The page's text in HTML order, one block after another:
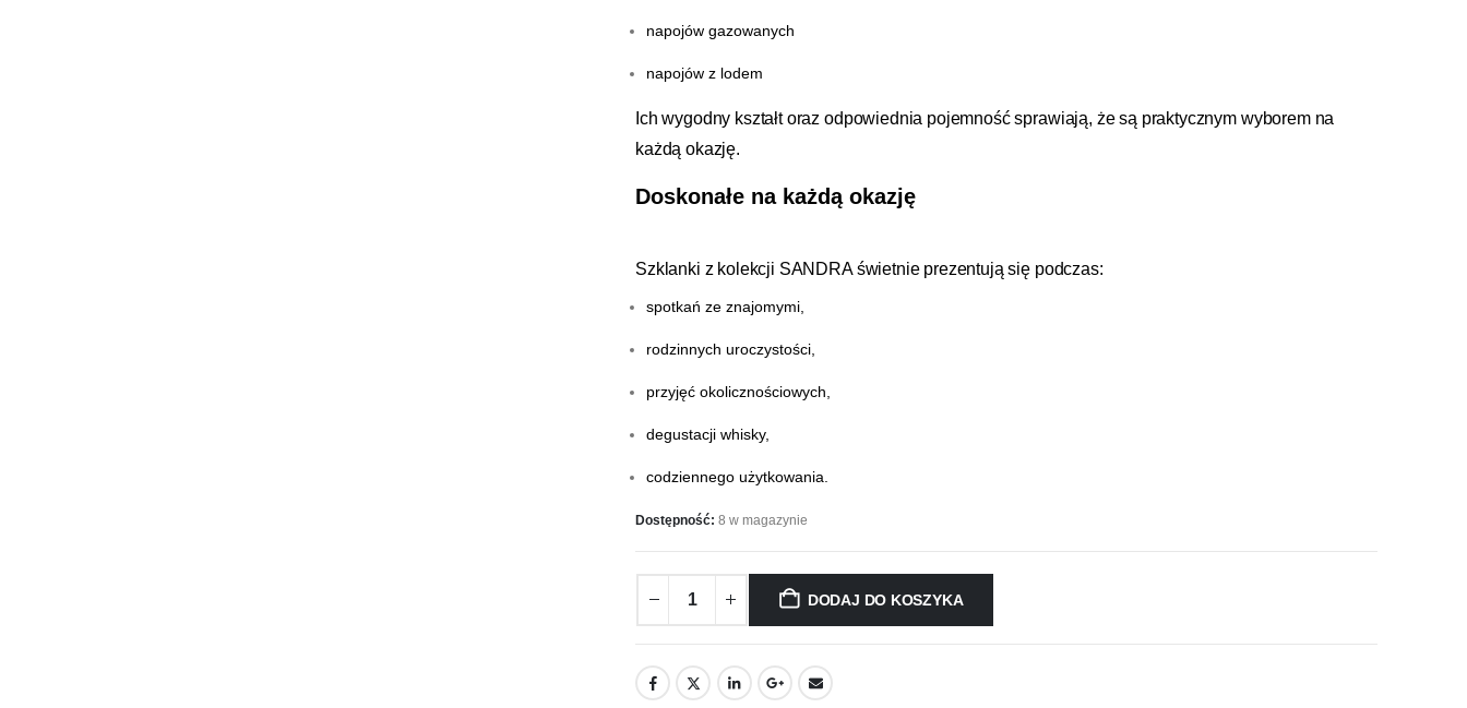
napojów gazowanych
napojów z lodem
Ich wygodny kształt oraz odpowiednia pojemność sprawiają, że są praktycznym wyborem na
każdą okazję.
Doskonałe na każdą okazję
Szklanki z kolekcji SANDRA świetnie prezentują się podczas:
spotkań ze znajomymi,
rodzinnych uroczystości,
przyjęć okolicznościowych,
degustacji whisky,
codziennego użytkowania.
Dostępność: 8 w magazynie
DODAJ DO KOSZYKA